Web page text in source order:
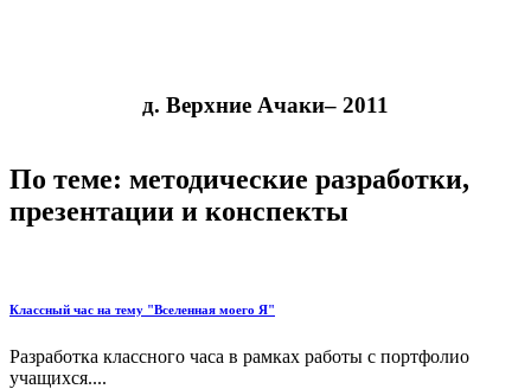
д. Верхние Ачаки– 2011
По теме: методические разработки,
презентации и конспекты
Классный час на тему "Вселенная моего Я"
Разработка классного часа в рамках работы с портфолио
учащихся....